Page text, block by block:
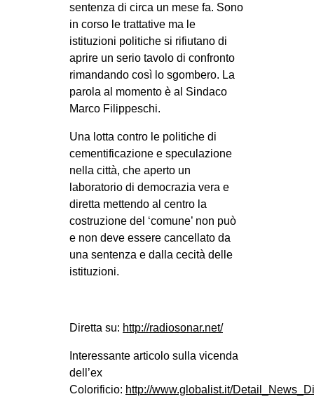
sentenza di circa un mese fa. Sono
in corso le trattative ma le
istituzioni politiche si rifiutano di
aprire un serio tavolo di confronto
rimandando così lo sgombero. La
parola al momento è al Sindaco
Marco Filippeschi.
Una lotta contro le politiche di
cementificazione e speculazione
nella città, che aperto un
laboratorio di democrazia vera e
diretta mettendo al centro la
costruzione del ‘comune’ non può
e non deve essere cancellato da
una sentenza e dalla cecità delle
istituzioni.
Diretta su: http://radiosonar.net/
Interessante articolo sulla vicenda
dell’ex
Colorificio: http://www.globalist.it/